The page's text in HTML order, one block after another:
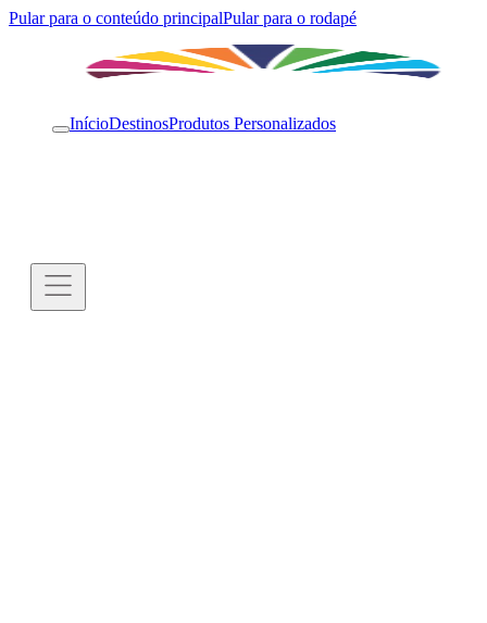
Pular para o conteúdo principalPular para o rodapé
InícioDestinosProdutos Personalizados